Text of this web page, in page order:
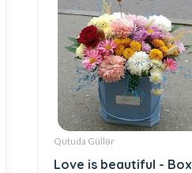
Qutuda Güllər
Love is beautiful - Box